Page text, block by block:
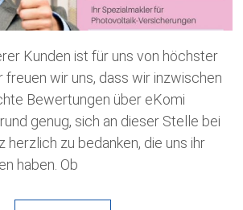
Kunden ist für uns von höchster
freuen wir uns, dass wir inzwischen
Bewertungen über eKomi
genug, sich an dieser Stelle bei
herzlich zu bedanken, die uns ihr
haben. Ob